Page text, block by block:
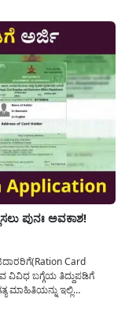
ಪುನಃ ಅವಕಾಶ!
Card
ವಿವಿಧ ಬಗ್ಗೆಯ ತಿದ್ದುಪಡಿಗೆ
ಮಾಹಿತಿಯನ್ನು ಇಲ್ಲಿ